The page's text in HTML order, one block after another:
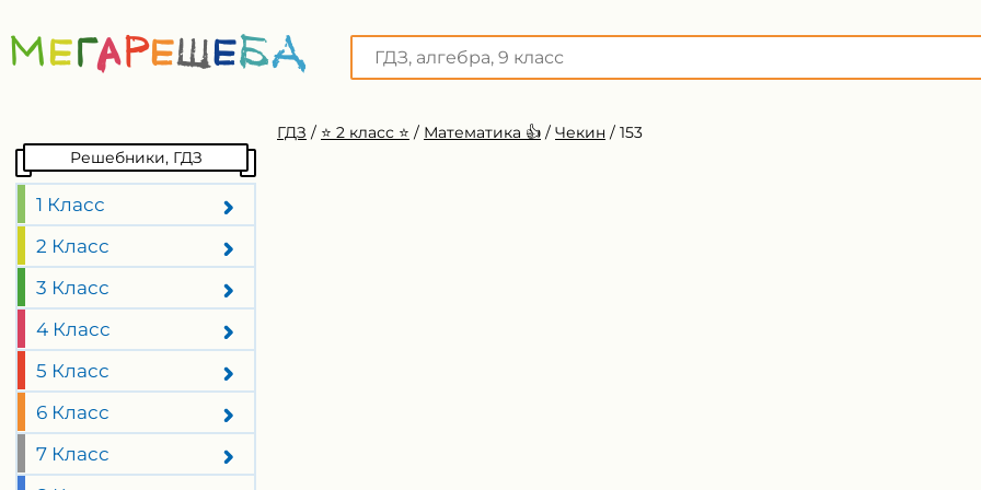
Решебники, ГДЗ
1 Класс
2 Класс
3 Класс
4 Класс
5 Класс
6 Класс
7 Класс
ГДЗ / ⭐️ 2 класс ⭐️ / Математика 👍 / Чекин / 153